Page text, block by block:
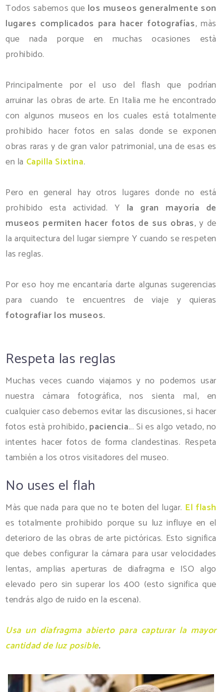
Todos sabemos que los museos generalmente son
lugares complicados para hacer fotografías, màs
que nada porque en muchas ocasiones està
prohibido.
Principalmente por el uso del flash que podrían
arruinar las obras de arte. En Italia me he encontrado
con algunos museos en los cuales está totalmente
prohibido hacer fotos en salas donde se exponen
obras raras y de gran valor patrimonial, una de esas es
en la Capilla Sixtina.
Pero en general hay otros lugares donde no está
prohibido esta actividad. Y la gran mayoría de
museos permiten hacer fotos de sus obras, y de
la arquitectura del lugar siempre Y cuando se respeten
las reglas.
Por eso hoy me encantaría darte algunas sugerencias
para cuando te encuentres de viaje y quieras
fotografiar los museos.
Respeta las reglas
Muchas veces cuando viajamos y no podemos usar
nuestra cámara fotográfica, nos sienta mal, en
cualquier caso debemos evitar las discusiones, si hacer
fotos està prohibido, paciencia... Si es algo vetado, no
intentes hacer fotos de forma clandestinas. Respeta
también a los otros visitadores del museo.
No uses el flah
Màs que nada para que no te boten del lugar. El flash
es totalmente prohibido porque su luz influye en el
deterioro de las obras de arte pictóricas. Esto significa
que debes configurar la cámara para usar velocidades
lentas, amplias aperturas de diafragma e ISO algo
elevado pero sin superar los 400 (esto significa que
tendrás algo de ruido en la escena).
Usa un diafragma abierto para capturar la mayor
cantidad de luz posible.